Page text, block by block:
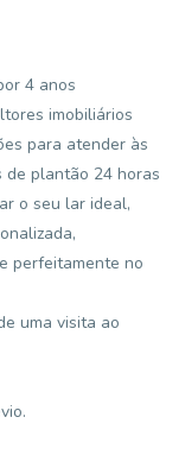
4 anos
imobiliários
para atender às
de plantão 24 horas
o seu lar ideal,
perfeitamente no
uma visita ao